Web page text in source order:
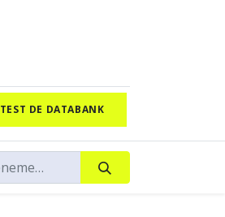
TEST DE DATABANK